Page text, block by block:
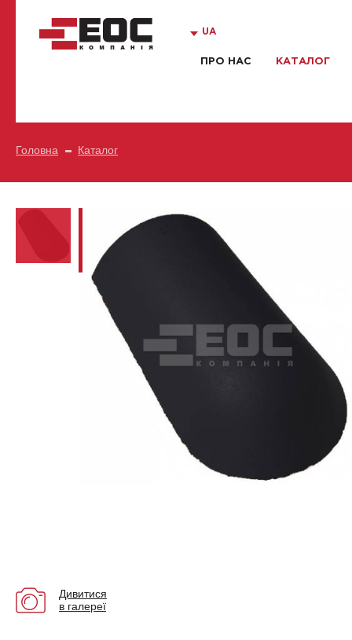
UA
ПРО НАС КАТАЛОГ
Головна Каталог
Дивитися
в галереї